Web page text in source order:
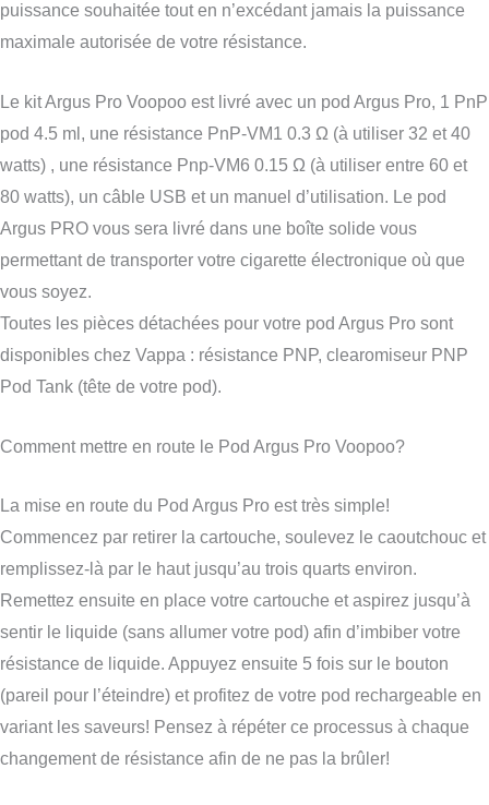
puissance souhaitée tout en n’excédant jamais la puissance
maximale autorisée de votre résistance.
Le kit Argus Pro Voopoo est livré avec un pod Argus Pro, 1 PnP
pod 4.5 ml, une résistance PnP-VM1 0.3 Ω (à utiliser 32 et 40
watts) , une résistance Pnp-VM6 0.15 Ω (à utiliser entre 60 et
80 watts), un câble USB et un manuel d’utilisation. Le pod
Argus PRO vous sera livré dans une boîte solide vous
permettant de transporter votre cigarette électronique où que
vous soyez.
Toutes les pièces détachées pour votre pod Argus Pro sont
disponibles chez Vappa : résistance PNP, clearomiseur PNP
Pod Tank (tête de votre pod).
Comment mettre en route le Pod Argus Pro Voopoo?
La mise en route du Pod Argus Pro est très simple!
Commencez par retirer la cartouche, soulevez le caoutchouc et
remplissez-là par le haut jusqu’au trois quarts environ.
Remettez ensuite en place votre cartouche et aspirez jusqu’à
sentir le liquide (sans allumer votre pod) afin d’imbiber votre
résistance de liquide. Appuyez ensuite 5 fois sur le bouton
(pareil pour l’éteindre) et profitez de votre pod rechargeable en
variant les saveurs! Pensez à répéter ce processus à chaque
changement de résistance afin de ne pas la brûler!